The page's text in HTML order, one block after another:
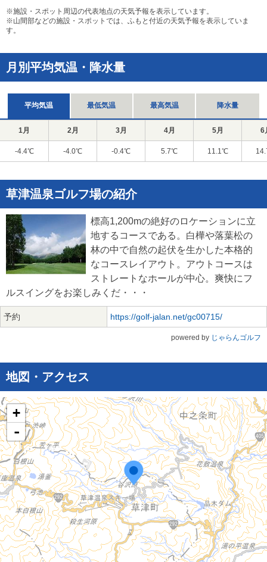
※施設・スポット周辺の代表地点の天気予報を表示しています。
※山間部などの施設・スポットでは、ふもと付近の天気予報を表示していま
す。
月別平均気温・降水量
平均気温 最低気温 最高気温 降水量
1月 2月 3月 4月 5月 6
-4.4℃ -4.0℃ -0.4℃ 5.7℃ 11.1℃
草津温泉ゴルフ場の紹介
標高1,200mの絶好のロケーションに立
地するコースである。白樺や落葉松の
林の中で自然の起伏を生かした本格的
なコースレイアウト。アウトコースは
ストレートなホールが中心。爽快にフ
ルスイングをお楽しみくだ・・・
予約 https://golf-jalan.net/gc00715/
powered by じゃらんゴルフ
地図・アクセス
+
-